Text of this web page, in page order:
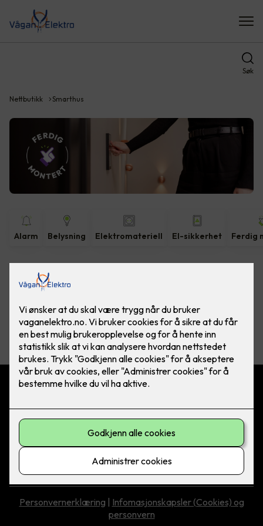
Søk
Nettbutikk Smarthus
Alarm Belysning Elektromateriell El-sikkerhet Ferdig
Vis flerefiltre
Vågan Elektro AS
76 07 77 55
asle@vaganelektro.no
Personvernerklæring
Infomasjonskapsler (Cookies) og
personvern